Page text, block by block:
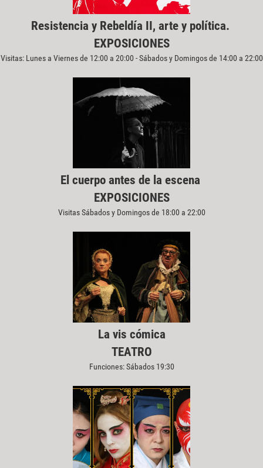
Resistencia y Rebeldía II, arte y política.
EXPOSICIONES
Visitas: Lunes a Viernes de 12:00 a 20:00 - Sábados y Domingos de 14:00 a 22:00
El cuerpo antes de la escena
EXPOSICIONES
Visitas Sábados y Domingos de 18:00 a 22:00
La vis cómica
TEATRO
Funciones: Sábados 19:30